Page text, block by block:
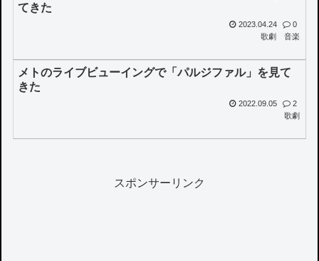
てきた
2023.04.24
0
歌劇
音楽
メトのライブビューイングで「パルジファル」を見て
きた
2022.09.05
2
歌劇
スポンサーリンク